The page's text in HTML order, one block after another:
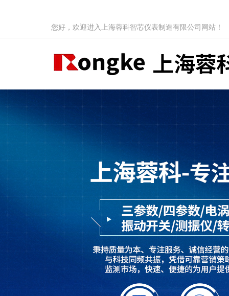
您好，欢迎进入上海蓉科智芯仪表制造有限公司网站！